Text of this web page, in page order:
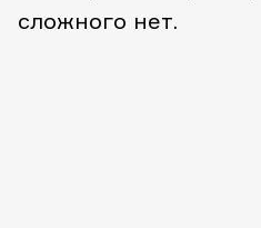
сложного нет.